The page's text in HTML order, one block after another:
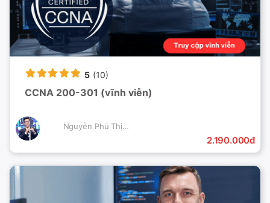
5 (10)
CCNA 200-301 (vĩnh viễn)
Nguyễn Phú Thịnh
2.190.000đ